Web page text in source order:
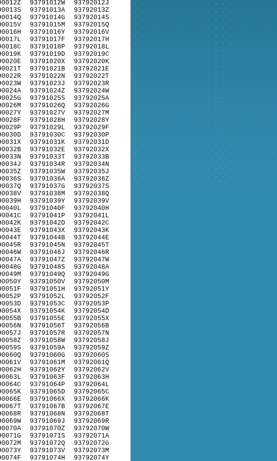
93791012W
93791013A
93791014G
93791015M
93791016Y
93791017F
93791018P
93791019D
93791020X
93791021B
93791022N
93791023J
93791024Z
93791025S
93791026Q
93791027V
93791028H
93791029L
93791030C
93791031K
93791032E
93791033T
93791034R
93791035W
93791036A
93791037G
93791038M
93791039Y
93791040F
93791041P
93791042D
93791043X
93791044B
93791045N
93791046J
93791047Z
93791048S
93791049Q
93791050V
93791051H
93791052L
93791053C
93791054K
93791055E
93791056T
93791057R
93791058W
93791059A
93791060G
93791061M
93791062Y
93791063F
93791064P
93791065D
93791066X
93791067B
93791068N
93791069J
93791070Z
93791071S
93791072Q
93791073V
93791074H
93792012J
93792013Z
93792014S
93792015Q
93792016V
93792017H
93792018L
93792019C
93792020K
93792021E
93792022T
93792023R
93792024W
93792025A
93792026G
93792027M
93792028Y
93792029F
93792030P
93792031D
93792032X
93792033B
93792034N
93792035J
93792036Z
93792037S
93792038Q
93792039V
93792040H
93792041L
93792042C
93792043K
93792044E
93792045T
93792046R
93792047W
93792048A
93792049G
93792050M
93792051Y
93792052F
93792053P
93792054D
93792055X
93792056B
93792057N
93792058J
93792059Z
93792060S
93792061Q
93792062V
93792063H
93792064L
93792065C
93792066K
93792067E
93792068T
93792069R
93792070W
93792071A
93792072G
93792073M
93792074Y